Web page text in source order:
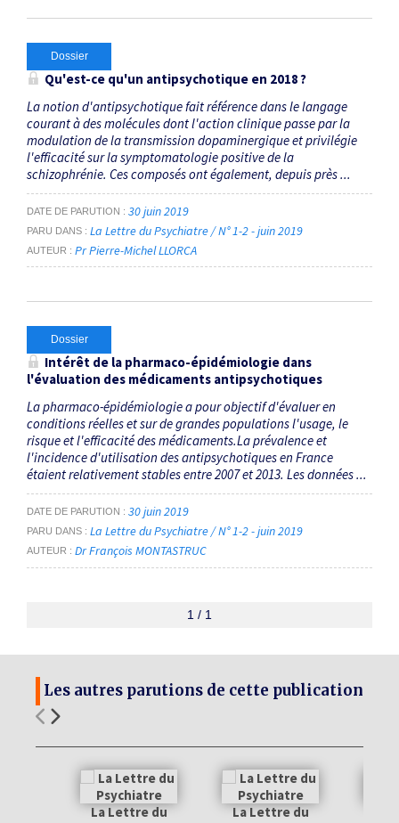
Dossier
Qu'est-ce qu'un antipsychotique en 2018 ?
La notion d'antipsychotique fait référence dans le langage
courant à des molécules dont l'action clinique passe par la
modulation de la transmission dopaminergique et privilégie
l'efficacité sur la symptomatologie positive de la
schizophrénie. Ces composés ont également, depuis près ...
DATE DE PARUTION 30 juin 2019
PARU DANS La Lettre du Psychiatre / N° 1-2 - juin 2019
AUTEUR Pr Pierre-Michel LLORCA
Dossier
Intérêt de la pharmaco-épidémiologie dans
l'évaluation des médicaments antipsychotiques
La pharmaco-épidémiologie a pour objectif d'évaluer en
conditions réelles et sur de grandes populations l'usage, le
risque et l'efficacité des médicaments.La prévalence et
l'incidence d'utilisation des antipsychotiques en France
étaient relativement stables entre 2007 et 2013. Les données ...
DATE DE PARUTION 30 juin 2019
PARU DANS La Lettre du Psychiatre / N° 1-2 - juin 2019
AUTEUR Dr François MONTASTRUC
1 / 1
Les autres parutions de cette publication
La Lettre du
La Lettre du